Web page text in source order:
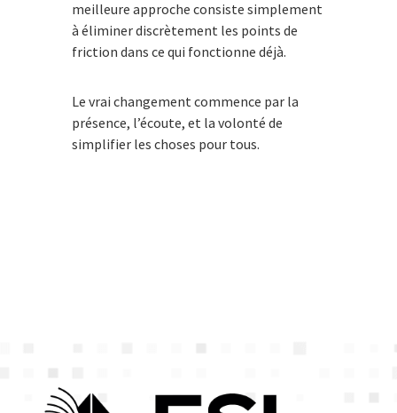
meilleure approche consiste simplement
à éliminer discrètement les points de
friction dans ce qui fonctionne déjà.
Le vrai changement commence par la
présence, l’écoute, et la volonté de
simplifier les choses pour tous.